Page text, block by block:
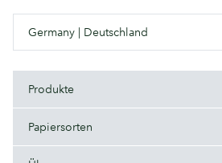
Germany | Deutschland
Produkte
Papiersorten